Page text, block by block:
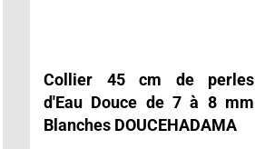
Collier 45 cm de perles
d'Eau Douce de 7 à 8 mm
Blanches DOUCEHADAMA